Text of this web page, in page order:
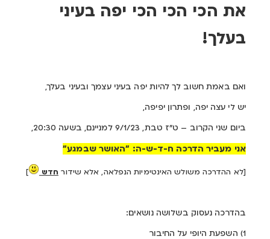
את הכי הכי הכי יפה בעיני
בעלך!
ואם באמת חשוב לך להיות יפה בעיני עצמך ובעיני בעלך,
יש לי עצה יפה, ופתרון יפיפה,
ביום שני הקרוב – ט"ז טבת, 9/1/23 למניינם, בשעה 20:30,
אני מעביר הדרכה ח-ד-ש-ה: "האושר שבמגע"
[לא ההדרכה משולש האינטימיות הנפלאה, אלא שידור חדש ]
בהדרכה נעסוק בשלושה נושאים:
1) השפעת היופי על החיבור